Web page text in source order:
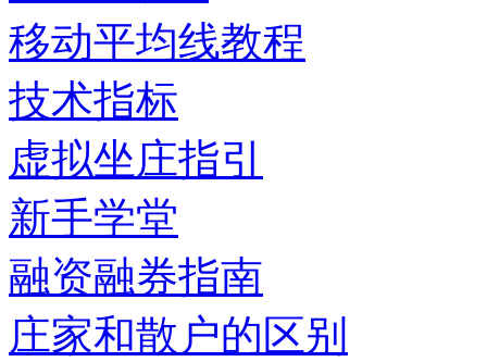
移动平均线教程
技术指标
虚拟坐庄指引
新手学堂
融资融券指南
庄家和散户的区别